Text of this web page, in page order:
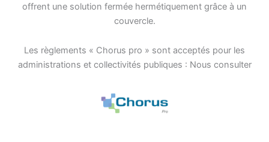
offrent une solution fermée hermétiquement grâce à un
couvercle.
Les règlements « Chorus pro » sont acceptés pour les
administrations et collectivités publiques : Nous consulter